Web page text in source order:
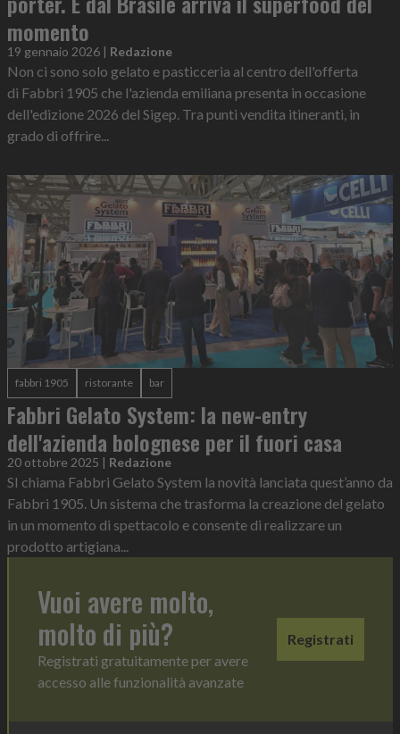
momento
19 gennaio 2026 | Redazione
Non ci sono solo gelato e pasticceria al centro dell'offerta
di Fabbri 1905 che l'azienda emiliana presenta in occasione
dell'edizione 2026 del Sigep. Tra punti vendita itineranti, in
grado di offrire...
fabbri 1905 ristorante bar
Fabbri Gelato System: la new-entry
dell'azienda bolognese per il fuori casa
20 ottobre 2025 | Redazione
SI chiama Fabbri Gelato System la novità lanciata quest’anno da
Fabbri 1905. Un sistema che trasforma la creazione del gelato
in un momento di spettacolo e consente di realizzare un
prodotto artigiana...
Vuoi avere molto,
molto di più?
Registrati gratuitamente per avere
accesso alle funzionalità avanzate
Registrati